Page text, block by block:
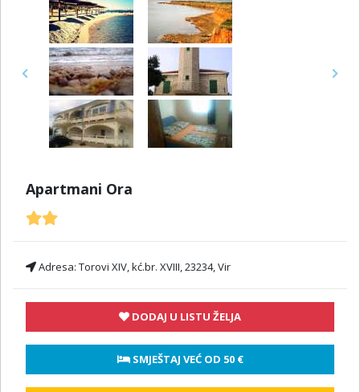
Previous Next
Apartmani Ora
Adresa: Torovi XIV, kć.br. XVIII, 23234, Vir
DODAJ U LISTU ŽELJA
SMJEŠTAJ VEĆ OD 50 €